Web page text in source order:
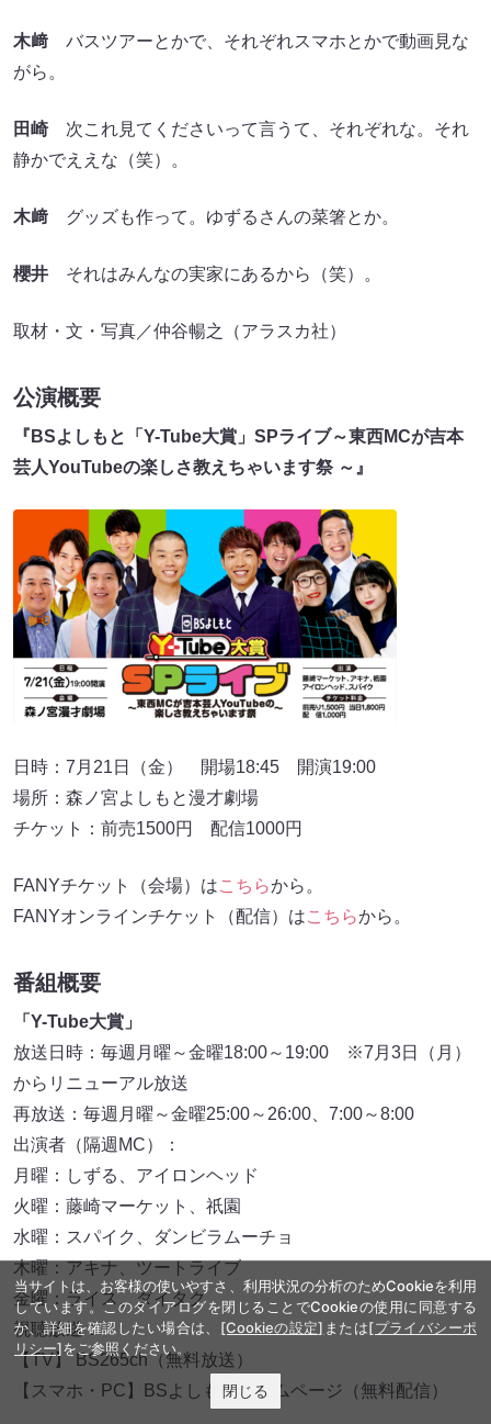
木﨑 バスツアーとかで、それぞれスマホとかで動画見な
がら。
田崎次これ見てくださいって言うて、それぞれな。それ
静かでええな（笑）。
木﨑 グッズも作って。ゆずるさんの菜箸とか。
櫻井 それはみんなの実家にあるから（笑）。
取材・文・写真／仲谷暢之（アラスカ社）
公演概要
『BSよしもと「Y-Tube大賞」SPライブ～東西MCが吉本
芸人YouTubeの楽しさ教えちゃいます祭 ～』
日時：7月21日（金） 開場18:45 開演19:00
場所：森ノ宮よしもと漫才劇場
チケット：前売1500円 配信1000円
FANYチケット（会場）はこちらから。
FANYオンラインチケット（配信）はこちらから。
番組概要
「Y-Tube大賞」
放送日時：毎週月曜～金曜18:00～19:00 ※7月3日（月）
からリニューアル放送
再放送：毎週月曜～金曜25:00～26:00、7:00～8:00
出演者（隔週MC）：
月曜：しずる、アイロンヘッド
火曜：藤崎マーケット、祇園
水曜：スパイク、ダンビラムーチョ
木曜：アキナ、ツートライブ
金曜：ライス、ダイタク
視聴放送：
【TV】 BS265ch（無料放送）
【スマホ・PC】BSよしもとホームページ（無料配信）
当サイトは、お客様の使いやすさ、利用状況の分析のためCookieを利用
しています。このダイアログを閉じることでCookieの使用に同意する
か、詳細を確認したい場合は、 [Cookieの設定] または[プライバシーポ
リシー]をご参照ください。
閉じる